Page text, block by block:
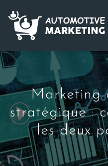
Marketing
stratégique :
les deux